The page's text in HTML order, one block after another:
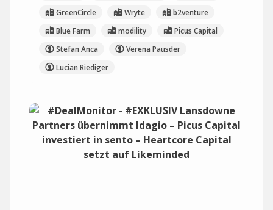
GreenCircle
Wryte
b2venture
Blue Farm
modility
Picus Capital
Stefan Anca
Verena Pausder
Lucian Riediger